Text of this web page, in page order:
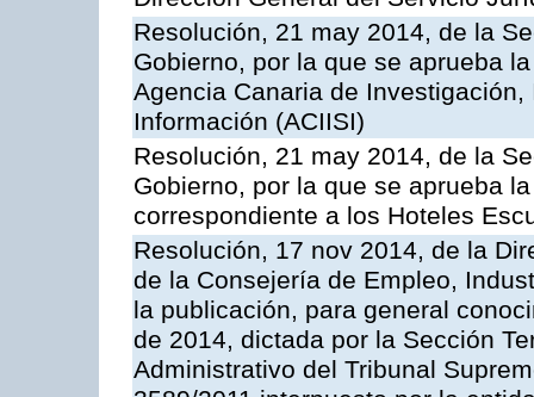
Resolución, 21 may 2014, de la
Gobierno, por la que se aprueba
Agencia Canaria de
Información (ACIISI)
Resolución, 21 may 2014, de la
Gobierno, por la que se aprueba
correspondiente a los Hoteles
Resolución, 17 nov 2014, de la
de la Consejería de Empleo,
la publicación, para general
de 2014, dictada por la Sección
Administrativo del Tribunal